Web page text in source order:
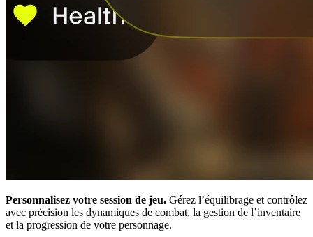
Personnalisez votre session de jeu. Gérez l’équilibrage et contrôlez
avec précision les dynamiques de combat, la gestion de l’inventaire
et la progression de votre personnage.